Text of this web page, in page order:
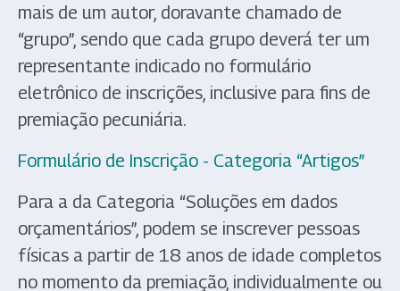
mais de um autor, doravante chamado de
“grupo”, sendo que cada grupo deverá ter um
representante indicado no formulário
eletrônico de inscrições, inclusive para fins de
premiação pecuniária.
Formulário de Inscrição - Categoria “Artigos”
Para a da Categoria “Soluções em dados
orçamentários”, podem se inscrever pessoas
físicas a partir de 18 anos de idade completos
no momento da premiação, individualmente ou